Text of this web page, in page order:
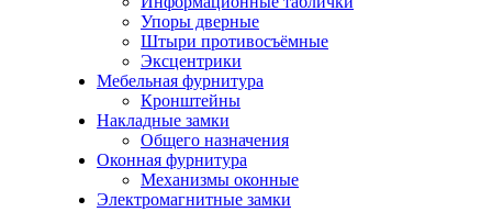
Упоры дверные
Штыри противосъёмные
Эксцентрики
Мебельная фурнитура
Кронштейны
Накладные замки
Общего назначения
Оконная фурнитура
Механизмы оконные
Электромагнитные замки